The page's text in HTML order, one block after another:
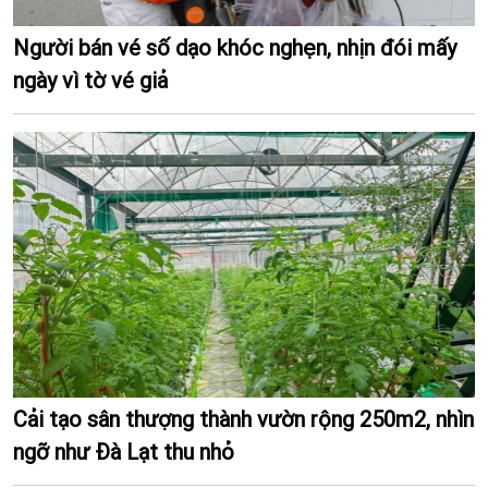
Người bán vé số dạo khóc nghẹn, nhịn đói mấy
ngày vì tờ vé giả
Cải tạo sân thượng thành vườn rộng 250m2, nhìn
ngỡ như Đà Lạt thu nhỏ